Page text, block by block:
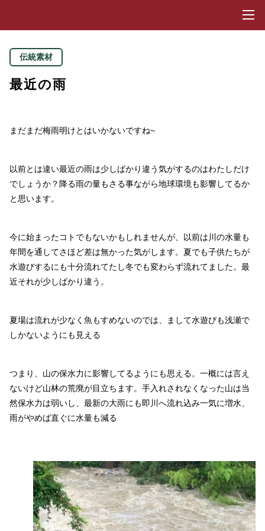
伝統素材
最近の雨
まだまだ梅雨明けとはいかないですね~
以前とは違い最近の雨は少しばかり違う気がするのはわたしだけ
でしょうか？降る雨の量もさる事ながら地球環境も影響してるか
と思います。
今に始まったコトでもないかもしれませんが、以前は川の水量も
年間を通してさほど差は無かった気がします。夏でも子供たちが
水遊びするにも十分流れてたし冬でも変わらず流れてました。最
近それが少しばかり違う。
夏場は流れが少なく魚もすめないのでは、まして水遊びも浅瀬で
しかないようにも見える
つまり、山の保水力に影響してるようにも思える。一概には言え
ないけど山林の荒廃が目立ちます。手入れされなくなった山は当
然保水力は弱いし、最新の大雨にも即川へ流れ込み一気に増水、
雨がやめば直ぐに水量も減る